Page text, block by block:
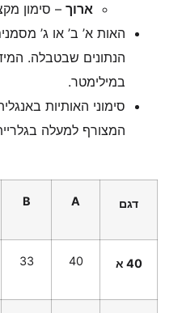
ארוך – סימון
האות א’ ב’ או ג’
הנתונים שבטבלה.
במילימטר.
סימוני האותיות
המצורף למעלה
דגם A
B
40 א 40
33